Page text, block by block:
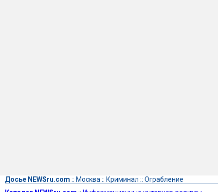
Досье NEWSru.com :: Москва :: Криминал :: Ограбление